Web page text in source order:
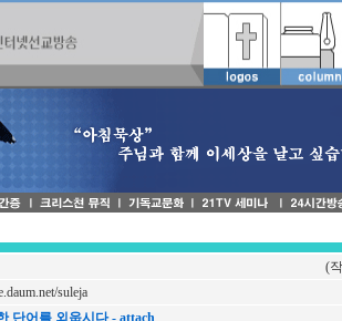
(
suleja
단어를 외웁시다 - attach